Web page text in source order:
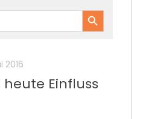
Search Button
2016
Einfluss